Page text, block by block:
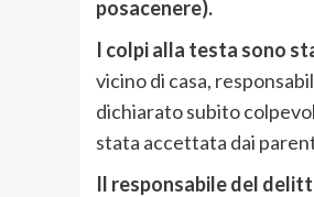
posacenere).
I colpi alla testa sono
vicino di casa,
dichiarato subito
stata accettata dai
Il responsabile del